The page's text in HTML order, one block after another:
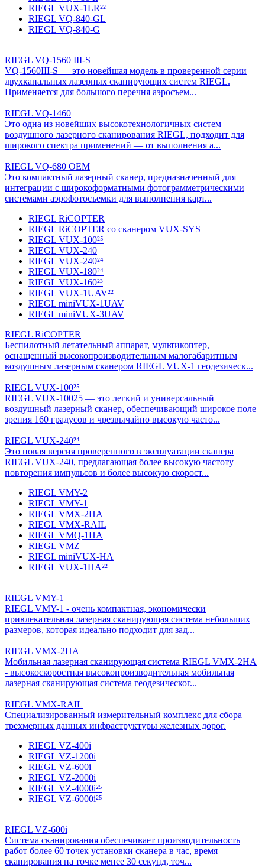
RIEGL VUX-1LR²²
RIEGL VQ-840-GL
RIEGL VQ-840-G
RIEGL VQ-1560 III-S
VQ-1560III-S — это новейшая модель в проверенной серии
двухканальных лазерных сканирующих систем RIEGL.
Применяется для большого перечня аэросъем...
RIEGL VQ-1460
Это одна из новейших высокотехнологичных систем
воздушного лазерного сканирования RIEGL, подходит для
широкого спектра применений — от выполнения а...
RIEGL VQ-680 OEM
Это компактный лазерный сканер, предназначенный для
интеграции с широкоформатными фотограмметрическими
системами аэрофотосъемки для выполнения карт...
RIEGL RiCOPTER
RIEGL RiCOPTER со сканером VUX-SYS
RIEGL VUX-100²⁵
RIEGL VUX-240
RIEGL VUX-240²⁴
RIEGL VUX-180²⁴
RIEGL VUX-160²³
RIEGL VUX-1UAV²²
RIEGL miniVUX-1UAV
RIEGL miniVUX-3UAV
RIEGL RiCOPTER
Беспилотный летательный аппарат, мультикоптер,
оснащенный высокопроизводительным малогабаритным
воздушным лазерным сканером RIEGL VUX-1 геодезическ...
RIEGL VUX-100²⁵
RIEGL VUX-10025 — это легкий и универсальный
воздушный лазерный сканер, обеспечивающий широкое поле
зрения 160 градусов и чрезвычайно высокую часто...
RIEGL VUX-240²⁴
Это новая версия проверенного в эксплуатации сканера
RIEGL VUX-240, предлагающая более высокую частоту
повторения импульсов и более высокую скорост...
RIEGL VMY-2
RIEGL VMY-1
RIEGL VMX-2HA
RIEGL VMX-RAIL
RIEGL VMQ-1HA
RIEGL VMZ
RIEGL miniVUX-HA
RIEGL VUX-1HA²²
RIEGL VMY-1
RIEGL VMY-1 - очень компактная, экономически
привлекательная лазерная сканирующая система небольших
размеров, которая идеально подходит для зад...
RIEGL VMX-2HA
Мобильная лазерная сканирующая система RIEGL VMX-2HA
- высокоскоростная высокопроизводительная мобильная
лазерная сканирующая система геодезическог...
RIEGL VMX-RAIL
Специализированный измерительный комплекс для сбора
трехмерных данных инфраструктуры железных дорог.
RIEGL VZ-400i
RIEGL VZ-1200i
RIEGL VZ-600i
RIEGL VZ-2000i
RIEGL VZ-4000i²⁵
RIEGL VZ-6000i²⁵
RIEGL VZ-600i
Система сканирования обеспечивает производительность
работ более 60 точек установки сканера в час, время
сканирования на точке менее 30 секунд, точ...